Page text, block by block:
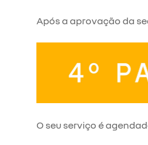
Após a aprovação da
O seu serviço é